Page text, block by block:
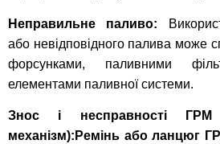
Неправильне паливо:
або невідповідного палива може
форсунками, паливними
елементами паливної системи.
Знос і несправності ГРМ
механізм):Ремінь або ланцюг